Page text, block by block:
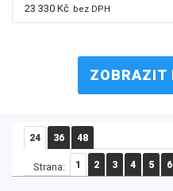
23 330 Kč bez DPH
ZOBRAZIT
24 36 48
Strana: 1 2 3 4 5 6